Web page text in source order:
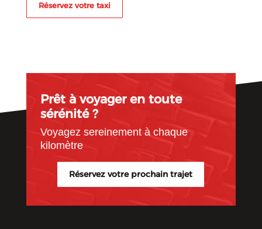
Réservez votre taxi
Prêt à voyager en toute
sérénité ?
Voyagez sereinement à chaque
kilomètre
Réservez votre prochain trajet